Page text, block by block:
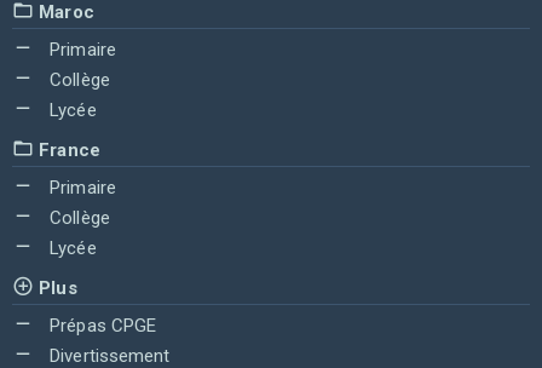
Maroc
Primaire
Collège
Lycée
France
Primaire
Collège
Lycée
Plus
Prépas CPGE
Divertissement